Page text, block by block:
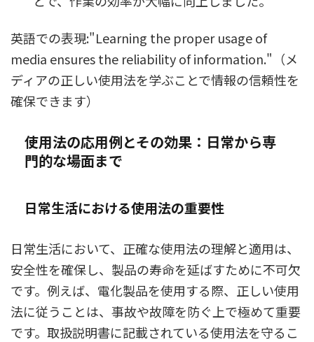
英語での表現:"Learning the proper usage of
media ensures the reliability of information."（メ
ディアの正しい使用法を学ぶことで情報の信頼性を
確保できます）
使用法の応用例とその効果：日常から専
門的な場面まで
日常生活における使用法の重要性
日常生活において、正確な使用法の理解と適用は、
安全性を確保し、製品の寿命を延ばすために不可欠
です。例えば、電化製品を使用する際、正しい使用
法に従うことは、事故や故障を防ぐ上で極めて重要
です。取扱説明書に記載されている使用法を守るこ